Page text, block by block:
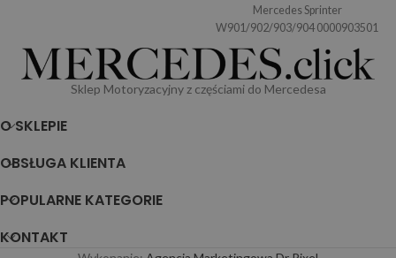
Mercedes Sprinter
W901/902/903/904 0000903501
Sklep Motoryzacyjny z częściami do Mercedesa
O SKLEPIE
OBSŁUGA KLIENTA
POPULARNE KATEGORIE
KONTAKT